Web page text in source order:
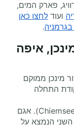
פארק המים,
ועוד לחצו כאן
.
איפה
מינכן ממוקם
התחלה
לא רחוק מקולברמור נמצא אגם כימסי (Chiemsee). אגם
השני הנמצא על